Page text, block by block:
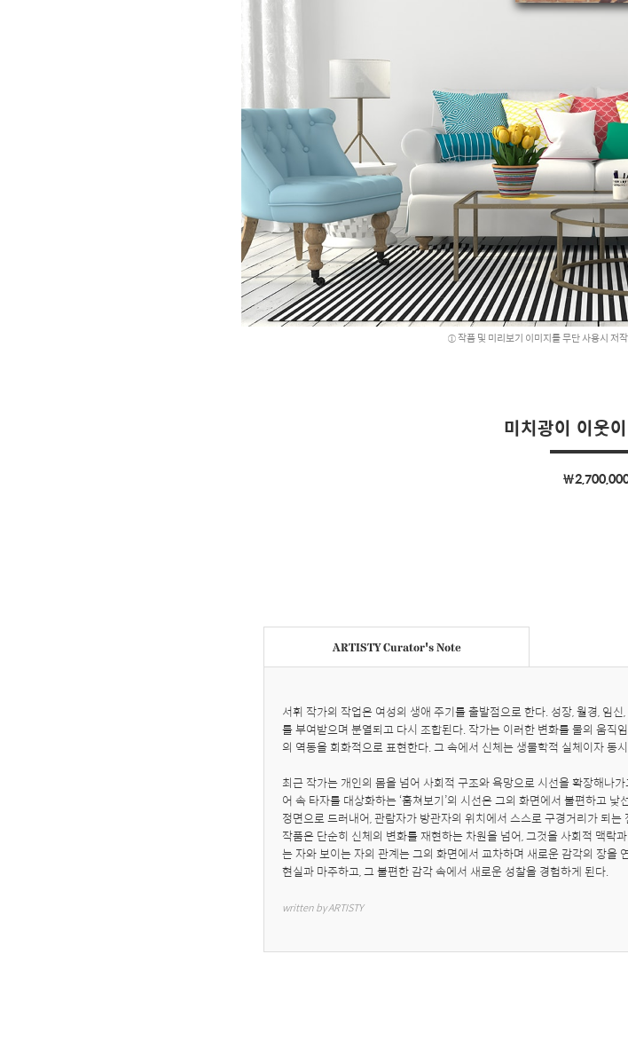
작품 및 미리보기 이미지를 무단 사용시 저
미치광이 이웃
￦
ARTISTY Curator's Note
서휘 작가의 작업은 여성의 생애 주기를 출발점으로 한다. 성장, 월경, 임
를 부여받으며 분열되고 다시 조합된다. 작가는 이러한 변화를 물의 움직
의 역동을 회화적으로 표현한다. 그 속에서 신체는 생물학적 실체이자 동
최근 작가는 개인의 몸을 넘어 사회적 구조와 욕망으로 시선을 확장해나
어 속 타자를 대상화하는 ‘훔쳐보기’의 시선은 그의 화면에서 불편하고
정면으로 드러내어, 관람자가 방관자의 위치에서 스스로 구경거리가 되
작품은 단순히 신체의 변화를 재현하는 차원을 넘어, 그것을 사회적 맥락
는 자와 보이는 자의 관계는 그의 화면에서 교차하며 새로운 감각의 장을
현실과 마주하고, 그 불편한 감각 속에서 새로운 성찰을 경험하게 된다.
written by ARTISTY